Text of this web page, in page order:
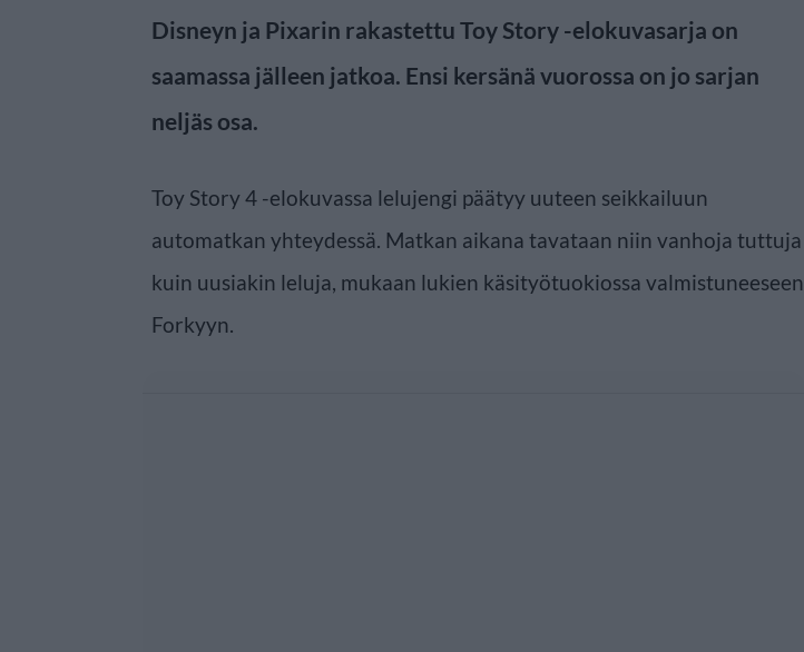
Disneyn ja Pixarin rakastettu Toy Story -elokuvasarja on
saamassa jälleen jatkoa. Ensi kersänä vuorossa on jo sarjan
neljäs osa.
Toy Story 4 -elokuvassa lelujengi päätyy uuteen seikkailuun
automatkan yhteydessä. Matkan aikana tavataan niin vanhoja tuttuja
kuin uusiakin leluja, mukaan lukien käsityötuokiossa valmistuneeseen
Forkyyn.